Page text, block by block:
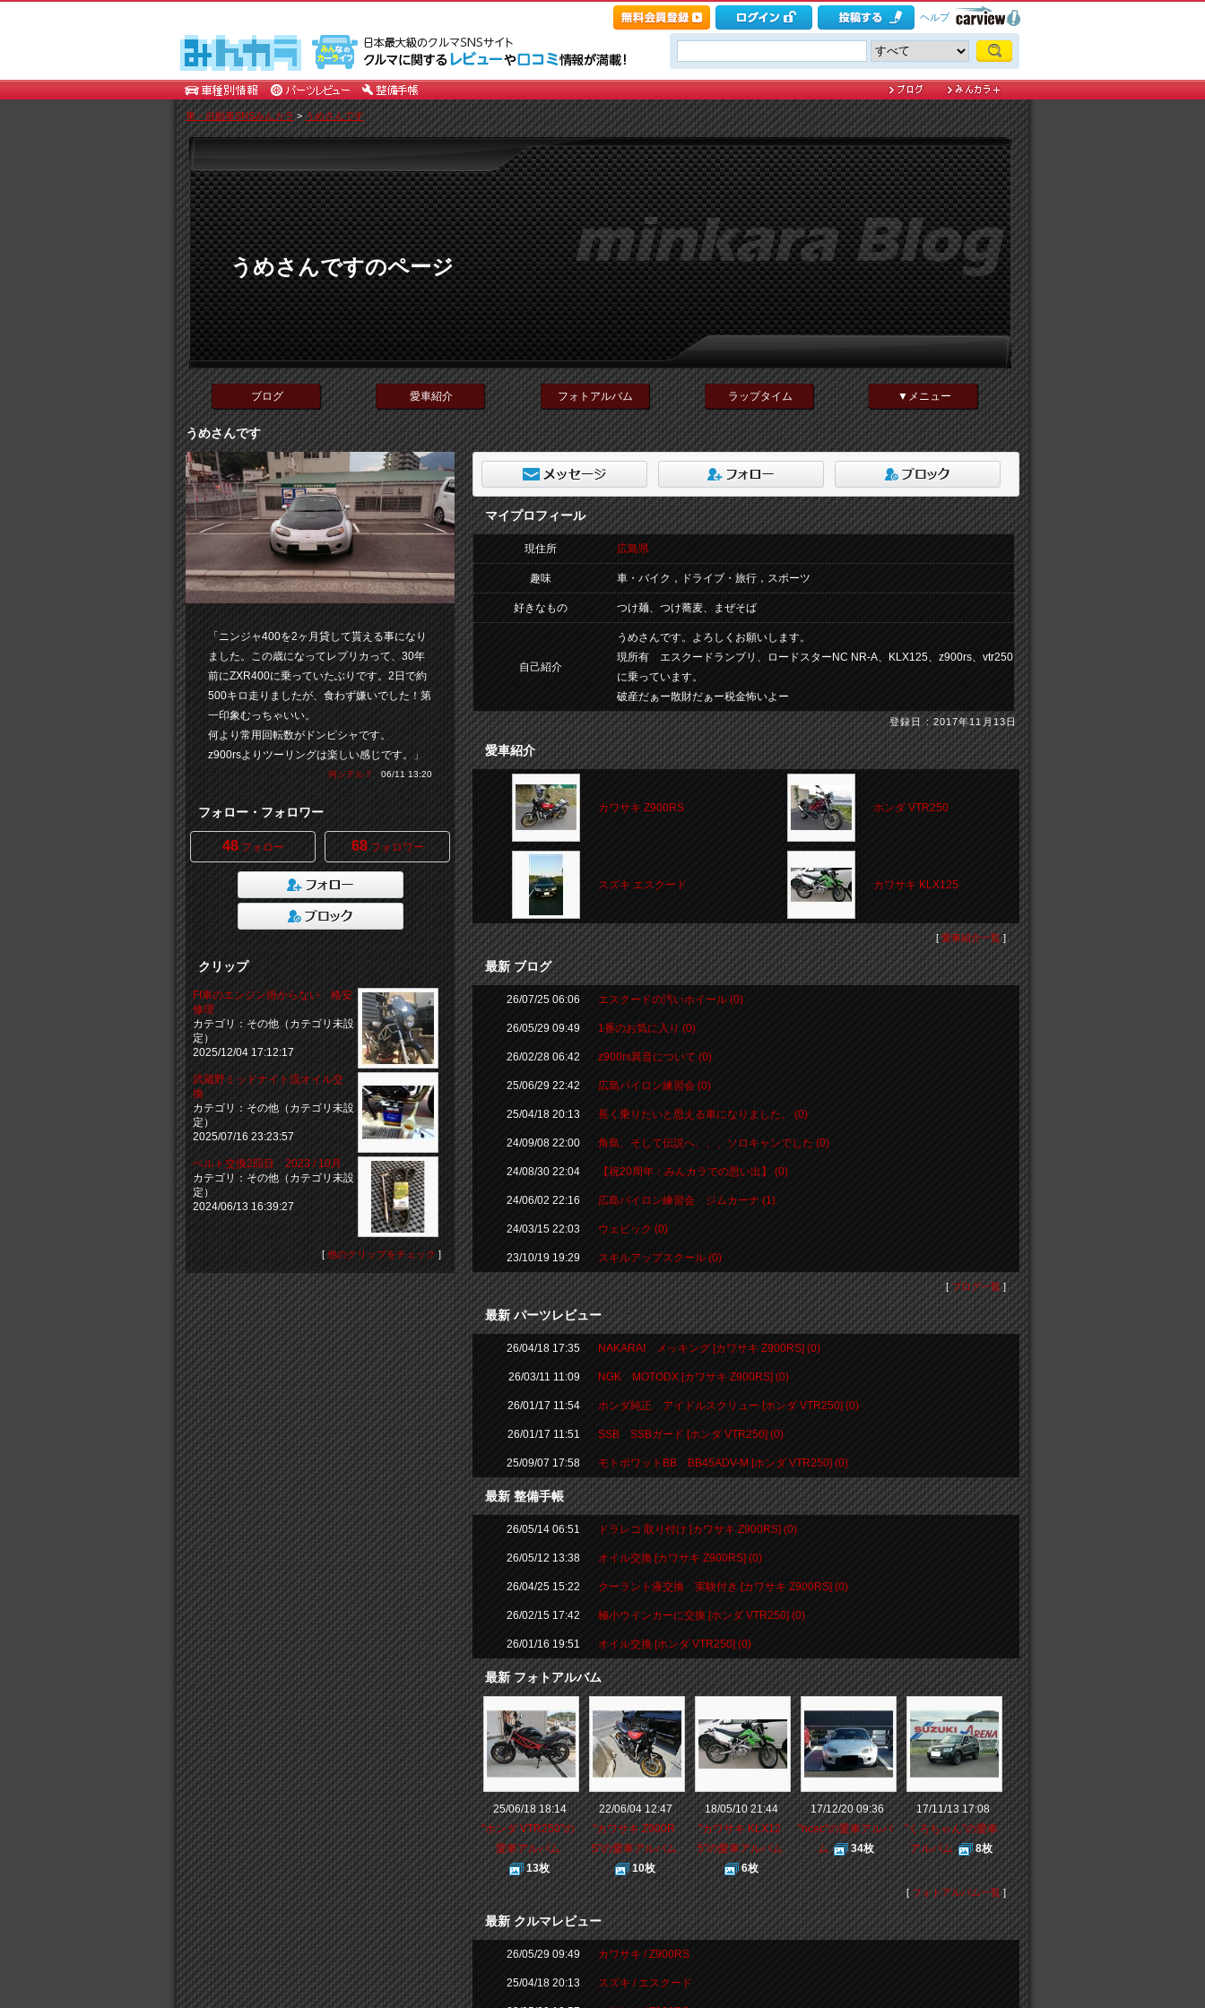
ヘルプ
車・自動車SNSみんカラ>うめさんです
うめさんですのページ
ブログ 愛車紹介 フォトアルバム ラップタイム ▼メニュー
うめさんです
「ニンジャ400を2ヶ月貸して貰える事になり
ました。この歳になってレプリカって、30年
前にZXR400に乗っていたぶりです。2日で約
500キロ走りましたが、食わず嫌いでした！第
一印象むっちゃいい。
何より常用回転数がドンピシャです。
z900rsよりツーリングは楽しい感じです。」
何シテル？06/11 13:20
フォロー・フォロワー
48フォロー 68フォロワー
クリップ
FI車のエンジン掛からない 格安
修理
カテゴリ：その他（カテゴリ未設
定）
2025/12/04 17:12:17
武蔵野ミッドナイト流オイル交
換
カテゴリ：その他（カテゴリ未設
定）
2025/07/16 23:23:57
ベルト交換2回目 2023 / 10月
カテゴリ：その他（カテゴリ未設
定）
2024/06/13 16:39:27
[ 他のクリップをチェック ]
マイプロフィール
現住所 広島県
趣味 車・バイク，ドライブ・旅行，スポーツ
好きなもの つけ麺、つけ蕎麦、まぜそば
自己紹介
うめさんです。よろしくお願いします。
現所有 エスクードランブリ、ロードスターNC NR-A、KLX125、z900rs、vtr250
に乗っています。
破産だぁー散財だぁー税金怖いよー
登録日 : 2017年11月13日
愛車紹介
カワサキ Z900RS ホンダ VTR250
スズキ エスクード カワサキ KLX125
[愛車紹介一覧]
最新 ブログ
26/07/25 06:06 エスクードの汚いホイール (0)
26/05/29 09:49 1番のお気に入り (0)
26/02/28 06:42 z900rs異音について (0)
25/06/29 22:42 広島パイロン練習会 (0)
25/04/18 20:13 長く乗りたいと思える車になりました。 (0)
24/09/08 22:00 角島、そして伝説へ、、、ソロキャンでした (0)
24/08/30 22:04 【祝20周年：みんカラでの思い出】 (0)
24/06/02 22:16 広島パイロン練習会 ジムカーナ (1)
24/03/15 22:03 ウェビック (0)
23/10/19 19:29 スキルアップスクール (0)
[ブログ一覧]
最新 パーツレビュー
26/04/18 17:35 NAKARAI メッキング [カワサキ Z900RS] (0)
26/03/11 11:09 NGK MOTODX [カワサキ Z900RS] (0)
26/01/17 11:54 ホンダ純正 アイドルスクリュー [ホンダ VTR250] (0)
26/01/17 11:51 SSB SSBガード [ホンダ VTR250] (0)
25/09/07 17:58 モトボワットBB BB45ADV-M [ホンダ VTR250] (0)
最新 整備手帳
26/05/14 06:51 ドラレコ 取り付け [カワサキ Z900RS] (0)
26/05/12 13:38 オイル交換 [カワサキ Z900RS] (0)
26/04/25 15:22 クーラント液交換 実験付き [カワサキ Z900RS] (0)
26/02/15 17:42 極小ウインカーに交換 [ホンダ VTR250] (0)
26/01/16 19:51 オイル交換 [ホンダ VTR250] (0)
最新 フォトアルバム
25/06/18 18:14
"ホンダ VTR250"の
愛車アルバム
13枚
22/06/04 12:47
"カワサキ Z900R
S"の愛車アルバム
10枚
18/05/10 21:44
"カワサキ KLX12
5"の愛車アルバム
6枚
17/12/20 09:36
"ncec"の愛車アルバ
ム
34枚
17/11/13 17:08
"くろちゃん"の愛車
アルバム
8枚
[フォトアルバム一覧]
最新 クルマレビュー
26/05/29 09:49 カワサキ / Z900RS
25/04/18 20:13 スズキ / エスクード